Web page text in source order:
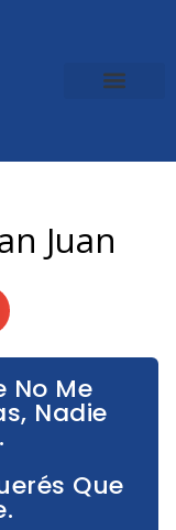
Juan
No Me
Nadie
Que